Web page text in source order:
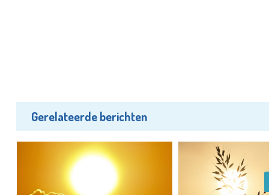
Gerelateerde berichten